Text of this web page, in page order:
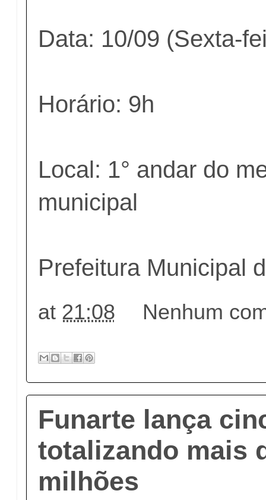
Data: 10/09 (Sexta-
Horário: 9h
Local: 1° andar do
municipal
Prefeitura Municipal
at 21:08 Nenhum
Funarte lança
totalizando mais
milhões